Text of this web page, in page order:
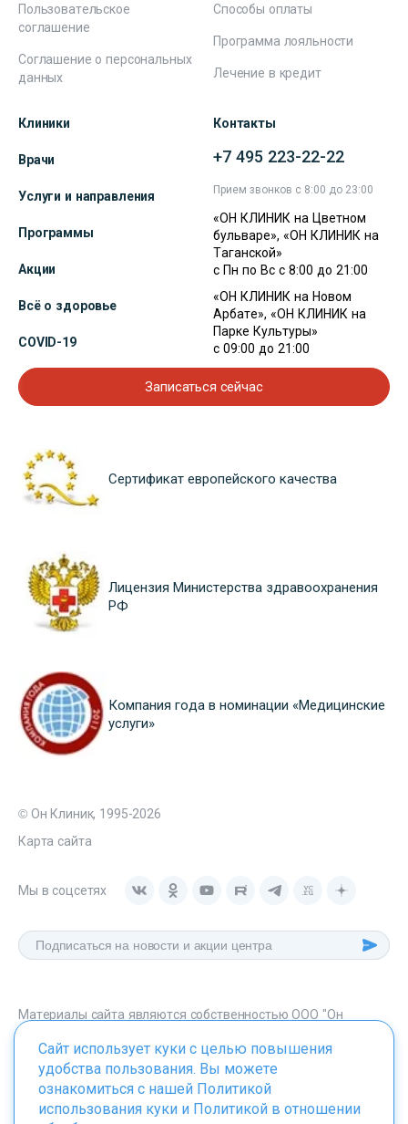
Пользовательское
соглашение
Соглашение о персональных
данных
Способы оплаты
Программа лояльности
Лечение в кредит
Клиники
Врачи
Услуги и направления
Программы
Акции
Всё о здоровье
COVID-19
Контакты
+7 495 223-22-22
Прием звонков с 8:00 до 23:00
«ОН КЛИНИК на Цветном
бульваре», «ОН КЛИНИК на
Таганской»
с Пн по Вс с 8:00 до 21:00
«ОН КЛИНИК на Новом
Арбате», «ОН КЛИНИК на
Парке Культуры»
с 09:00 до 21:00
Записаться сейчас
Сертификат европейского качества
Лицензия Министерства здравоохранения
РФ
Компания года в номинации «Медицинские
услуги»
© Он Клиник, 1995-2026
Карта сайта
Мы в соцсетях
Материалы сайта являются собственностью ООО "Он
onclinic.ru запрещено в соответствии со статьей 1259 ГК. РФ.
Сайт использует куки с целью повышения
удобства пользования. Вы можете
ознакомиться с нашей Политикой
использования куки и Политикой в отношении